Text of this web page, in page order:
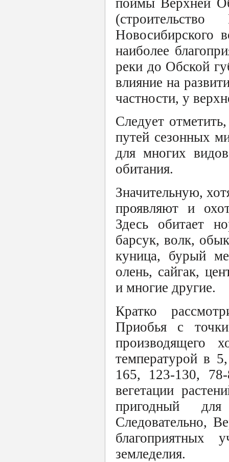
Новосибирского
наиболее
реки до Обской
влияние на
частности, у
Следует
путей сезонных
для многих
обитания.
Значительную,
проявляют и
Здесь обитает
барсук, волк,
куница, бурый
олень, сайгак,
и многие другие.
Кратко
Приобья с
производящего
температурой в
165, 123-130,
вегетации
пригодный
Следовательно,
благоприятных
земледелия.